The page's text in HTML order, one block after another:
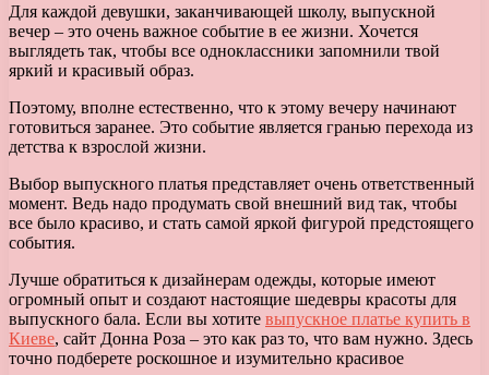
Для каждой девушки, заканчивающей школу, выпускной
вечер – это очень важное событие в ее жизни. Хочется
выглядеть так, чтобы все одноклассники запомнили твой
яркий и красивый образ.
Поэтому, вполне естественно, что к этому вечеру начинают
готовиться заранее. Это событие является гранью перехода из
детства к взрослой жизни.
Выбор выпускного платья представляет очень ответственный
момент. Ведь надо продумать свой внешний вид так, чтобы
все было красиво, и стать самой яркой фигурой предстоящего
события.
Лучше обратиться к дизайнерам одежды, которые имеют
огромный опыт и создают настоящие шедевры красоты для
выпускного бала. Если вы хотите выпускное платье купить в
Киеве, сайт Донна Роза – это как раз то, что вам нужно. Здесь
точно подберете роскошное и изумительно красивое